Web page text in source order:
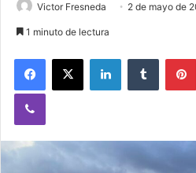
Victor Fresneda 2 de mayo de
1 minuto de lectura